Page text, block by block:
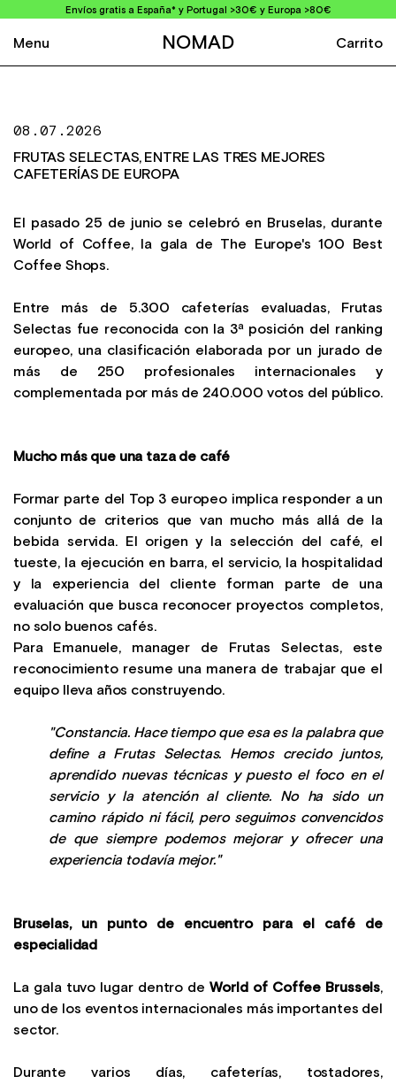
Envíos gratis a España* y Portugal >30€ y Europa >80€
Menu NOMAD Carrito
08.07.2026
FRUTAS SELECTAS, ENTRE LAS TRES MEJORES
CAFETERÍAS DE EUROPA
El pasado 25 de junio se celebró en Bruselas, durante
World of Coffee, la gala de The Europe's 100 Best
Coffee Shops.
Entre más de 5.300 cafeterías evaluadas, Frutas
Selectas fue reconocida con la 3ª posición del ranking
europeo, una clasificación elaborada por un jurado de
más de 250 profesionales internacionales y
complementada por más de 240.000 votos del público.
Mucho más que una taza de café
Formar parte del Top 3 europeo implica responder a un
conjunto de criterios que van mucho más allá de la
bebida servida. El origen y la selección del café, el
tueste, la ejecución en barra, el servicio, la hospitalidad
y la experiencia del cliente forman parte de una
evaluación que busca reconocer proyectos completos,
no solo buenos cafés.
Para Emanuele, manager de Frutas Selectas, este
reconocimiento resume una manera de trabajar que el
equipo lleva años construyendo.
"Constancia. Hace tiempo que esa es la palabra que
define a Frutas Selectas. Hemos crecido juntos,
aprendido nuevas técnicas y puesto el foco en el
servicio y la atención al cliente. No ha sido un
camino rápido ni fácil, pero seguimos convencidos
de que siempre podemos mejorar y ofrecer una
experiencia todavía mejor."
Bruselas, un punto de encuentro para el café de
especialidad
La gala tuvo lugar dentro deWorld of Coffee Brussels,
uno de los eventos internacionales más importantes del
sector.
Durante varios días, cafeterías, tostadores,